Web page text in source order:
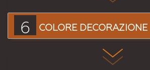
6 COLORE DECORAZIONE